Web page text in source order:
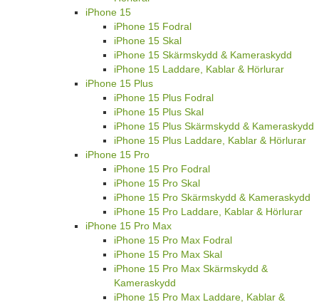
iPhone 15
iPhone 15 Fodral
iPhone 15 Skal
iPhone 15 Skärmskydd & Kameraskydd
iPhone 15 Laddare, Kablar & Hörlurar
iPhone 15 Plus
iPhone 15 Plus Fodral
iPhone 15 Plus Skal
iPhone 15 Plus Skärmskydd & Kameraskydd
iPhone 15 Plus Laddare, Kablar & Hörlurar
iPhone 15 Pro
iPhone 15 Pro Fodral
iPhone 15 Pro Skal
iPhone 15 Pro Skärmskydd & Kameraskydd
iPhone 15 Pro Laddare, Kablar & Hörlurar
iPhone 15 Pro Max
iPhone 15 Pro Max Fodral
iPhone 15 Pro Max Skal
iPhone 15 Pro Max Skärmskydd &
Kameraskydd
iPhone 15 Pro Max Laddare, Kablar &